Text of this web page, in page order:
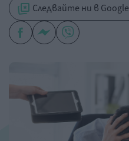
Следвайте ни в Google